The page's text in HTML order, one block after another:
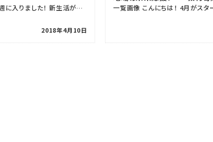
一覧画像 こんにちは ４月も第２週に入りました！ 新生活が始まった皆様！ いかがお過ごしでしょうか？ […]
2018年4月10日